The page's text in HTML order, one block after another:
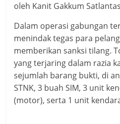
oleh Kanit Gakkum
Dalam operasi gabungan
menindak tegas para
memberikan sanksi tilang.
yang terjaring dalam razia
sejumlah barang bukti, di
STNK, 3 buah SIM, 3 unit
(motor), serta 1 unit